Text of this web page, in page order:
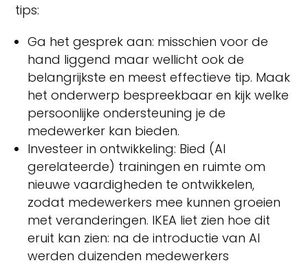
tips:
Ga het gesprek aan: misschien voor de
hand liggend maar wellicht ook de
belangrijkste en meest effectieve tip. Maak
het onderwerp bespreekbaar en kijk welke
persoonlijke ondersteuning je de
medewerker kan bieden.
Investeer in ontwikkeling: Bied (AI
gerelateerde) trainingen en ruimte om
nieuwe vaardigheden te ontwikkelen,
zodat medewerkers mee kunnen groeien
met veranderingen. IKEA liet zien hoe dit
eruit kan zien: na de introductie van AI
werden duizenden medewerkers